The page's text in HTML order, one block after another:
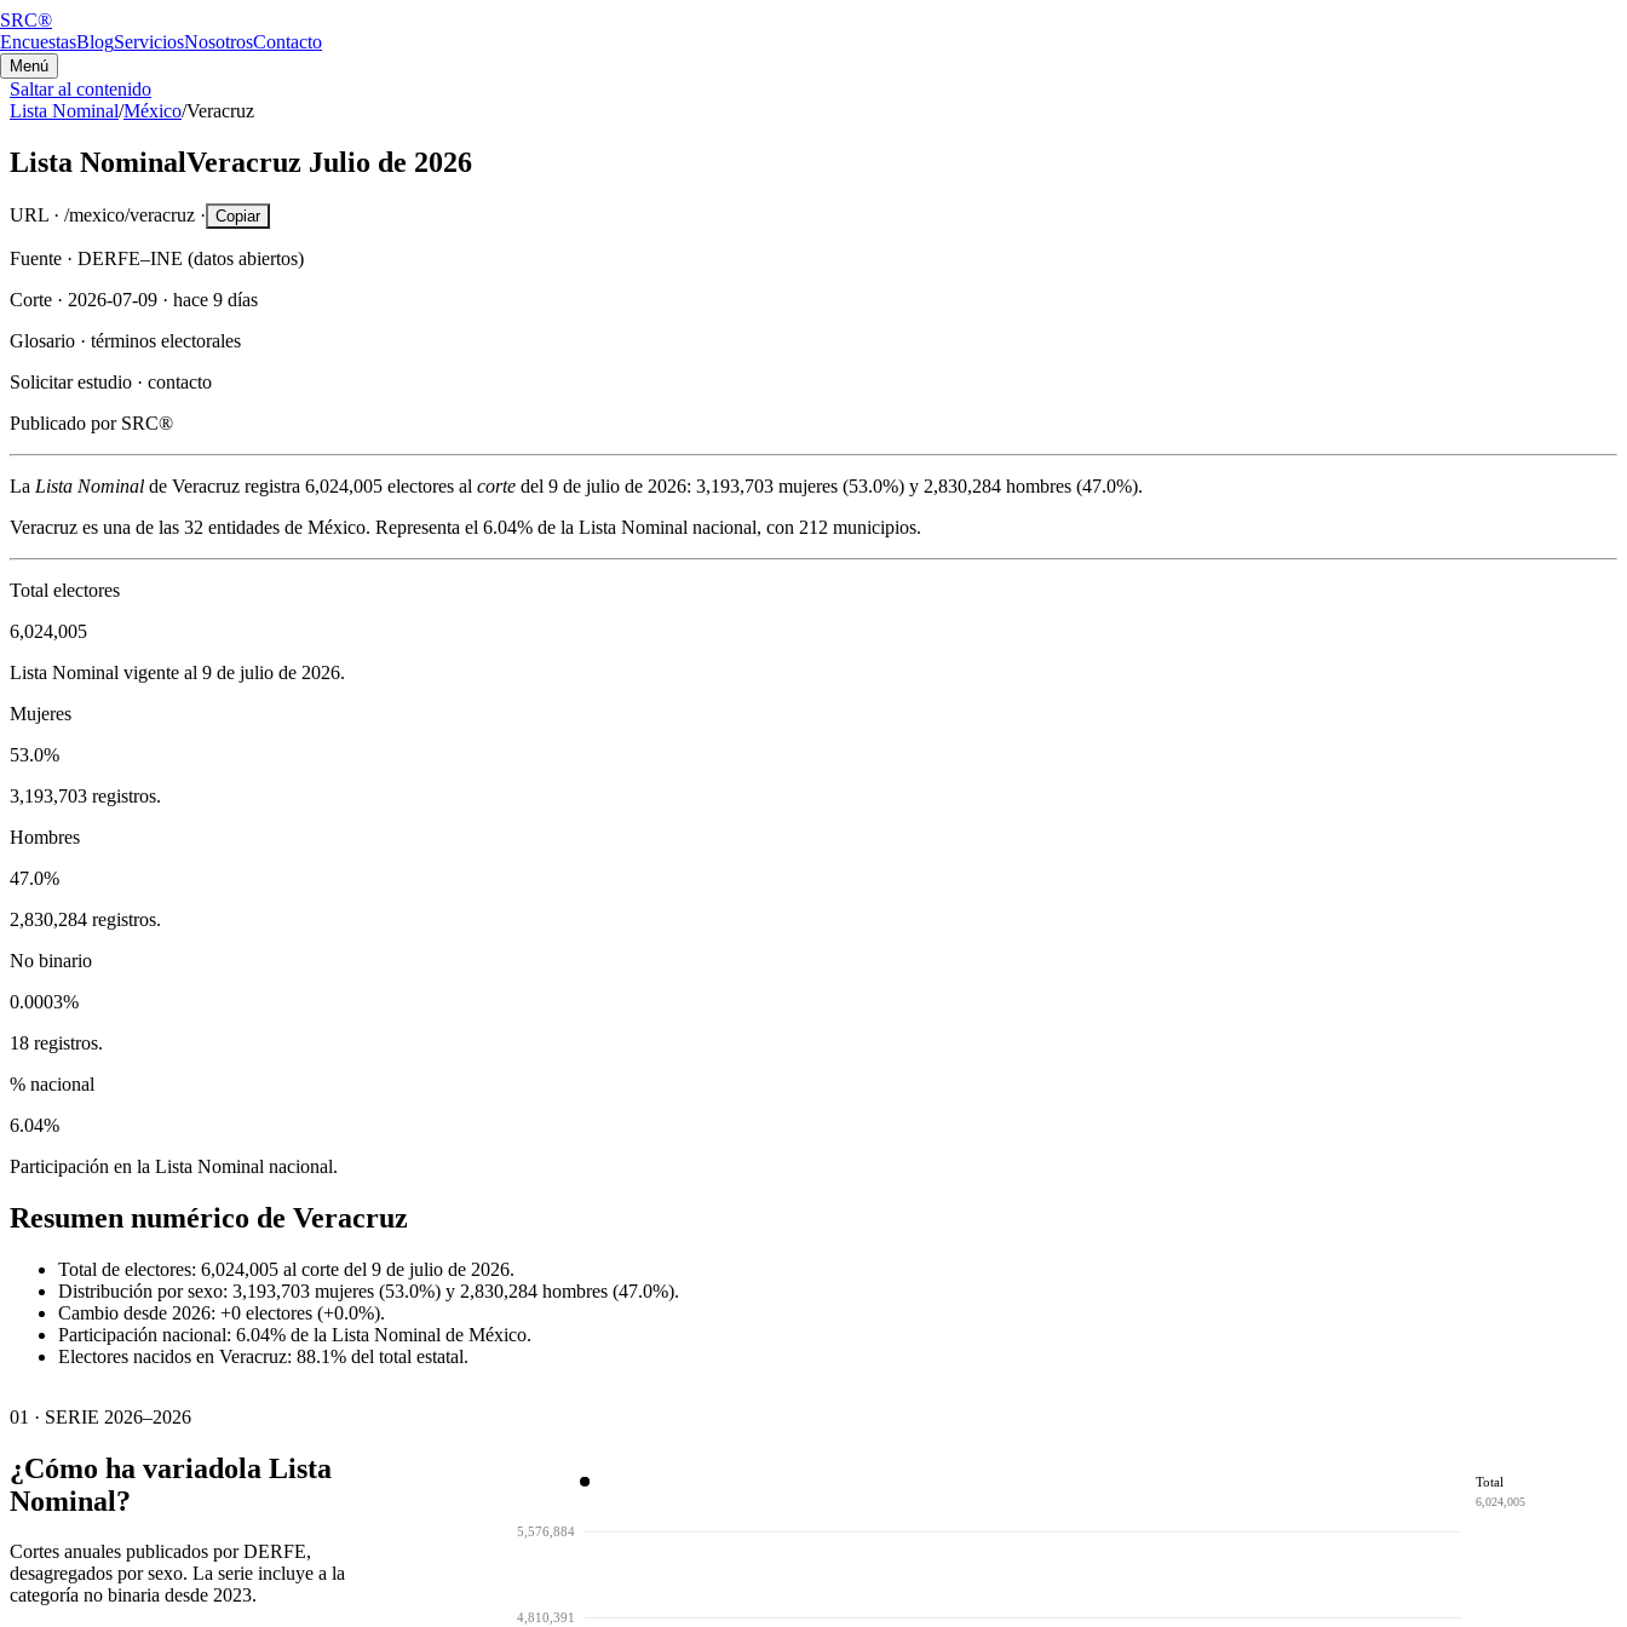
SRC®
EncuestasBlogServiciosNosotrosContacto
Menú
Saltar al contenido
Lista Nominal/México/Veracruz
Lista NominalVeracruz Julio de 2026
URL · /mexico/veracruz · Copiar
Fuente · DERFE–INE (datos abiertos)
Corte · 2026-07-09 · hace 9 días
Glosario · términos electorales
Solicitar estudio · contacto
Publicado por SRC®
La Lista Nominal de Veracruz registra 6,024,005 electores al corte del 9 de julio de 2026: 3,193,703 mujeres (53.0%) y 2,830,284 hombres (47.0%).
Veracruz es una de las 32 entidades de México. Representa el 6.04% de la Lista Nominal nacional, con 212 municipios.
Total electores
6,024,005
Lista Nominal vigente al 9 de julio de 2026.
Mujeres
53.0%
3,193,703 registros.
Hombres
47.0%
2,830,284 registros.
No binario
0.0003%
18 registros.
% nacional
6.04%
Participación en la Lista Nominal nacional.
Resumen numérico de Veracruz
Total de electores: 6,024,005 al corte del 9 de julio de 2026.
Distribución por sexo: 3,193,703 mujeres (53.0%) y 2,830,284 hombres (47.0%).
Cambio desde 2026: +0 electores (+0.0%).
Participación nacional: 6.04% de la Lista Nominal de México.
Electores nacidos en Veracruz: 88.1% del total estatal.
01 · SERIE 2026–2026
¿Cómo ha variadola Lista
Nominal?
Cortes anuales publicados por DERFE,
desagregados por sexo. La serie incluye a la
categoría no binaria desde 2023.
4,810,391
5,576,884
Total
6,024,005